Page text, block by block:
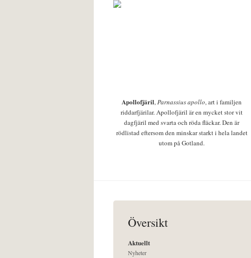
Apollofjäril,Parnassius apollo, art i familjen
riddarfjärilar. Apollofjäril är en mycket stor vit
dagfjäril med svarta och röda fläckar. Den är
rödlistad eftersom den minskar starkt i hela landet
utom på Gotland.
Översikt
Aktuellt
Nyheter